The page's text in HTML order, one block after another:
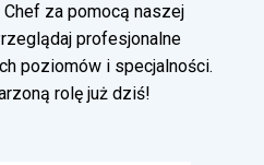
za pomocą naszej
profesjonalne
poziomów i specjalności.
rolę już dziś!